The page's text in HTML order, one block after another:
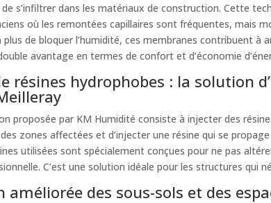
de s’infiltrer dans les matériaux de construction. Cette
où les remontées capillaires sont fréquentes, mais
de bloquer l’humidité, ces membranes contribuent à
avantage en termes de confort et d’économie
résines hydrophobes : la solution
proposée par KM Humidité consiste à injecter des
zones affectées et d’injecter une résine qui se
utilisées sont spécialement conçues pour ne pas
C’est une solution idéale pour les structures qui
des sous-sols et des